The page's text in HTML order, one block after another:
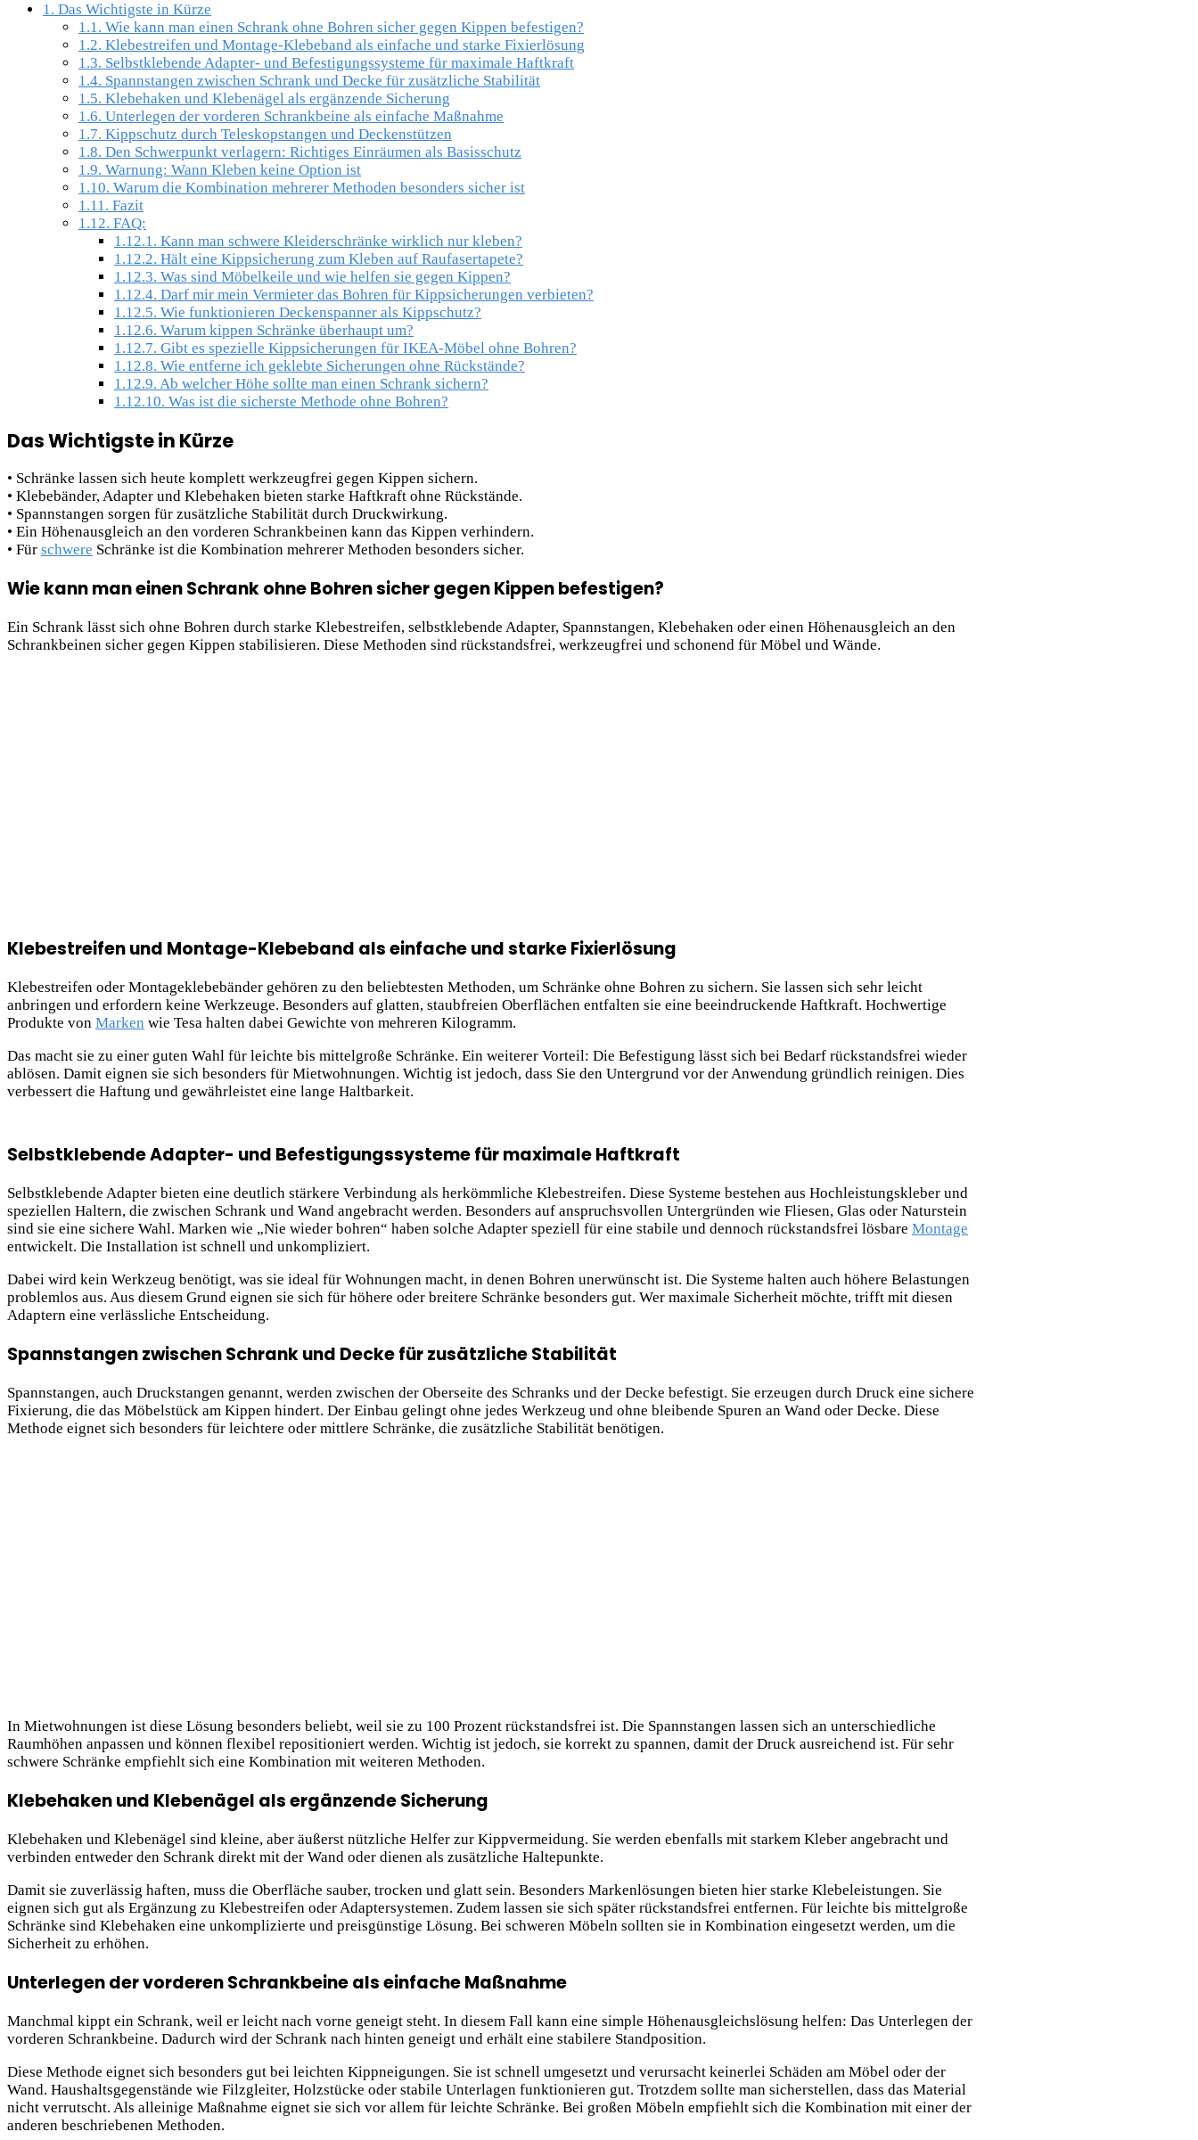
1. Das Wichtigste in Kürze
1.1. Wie kann man einen Schrank ohne Bohren sicher gegen Kippen befestigen?
1.2. Klebestreifen und Montage-Klebeband als einfache und starke Fixierlösung
1.3. Selbstklebende Adapter- und Befestigungssysteme für maximale Haftkraft
1.4. Spannstangen zwischen Schrank und Decke für zusätzliche Stabilität
1.5. Klebehaken und Klebenägel als ergänzende Sicherung
1.6. Unterlegen der vorderen Schrankbeine als einfache Maßnahme
1.7. Kippschutz durch Teleskopstangen und Deckenstützen
1.8. Den Schwerpunkt verlagern: Richtiges Einräumen als Basisschutz
1.9. Warnung: Wann Kleben keine Option ist
1.10. Warum die Kombination mehrerer Methoden besonders sicher ist
1.11. Fazit
1.12. FAQ:
1.12.1. Kann man schwere Kleiderschränke wirklich nur kleben?
1.12.2. Hält eine Kippsicherung zum Kleben auf Raufasertapete?
1.12.3. Was sind Möbelkeile und wie helfen sie gegen Kippen?
1.12.4. Darf mir mein Vermieter das Bohren für Kippsicherungen verbieten?
1.12.5. Wie funktionieren Deckenspanner als Kippschutz?
1.12.6. Warum kippen Schränke überhaupt um?
1.12.7. Gibt es spezielle Kippsicherungen für IKEA-Möbel ohne Bohren?
1.12.8. Wie entferne ich geklebte Sicherungen ohne Rückstände?
1.12.9. Ab welcher Höhe sollte man einen Schrank sichern?
1.12.10. Was ist die sicherste Methode ohne Bohren?
Das Wichtigste in Kürze
• Schränke lassen sich heute komplett werkzeugfrei gegen Kippen sichern.
• Klebebänder, Adapter und Klebehaken bieten starke Haftkraft ohne Rückstände.
• Spannstangen sorgen für zusätzliche Stabilität durch Druckwirkung.
• Ein Höhenausgleich an den vorderen Schrankbeinen kann das Kippen verhindern.
• Für schwere Schränke ist die Kombination mehrerer Methoden besonders sicher.
Wie kann man einen Schrank ohne Bohren sicher gegen Kippen befestigen?
Ein Schrank lässt sich ohne Bohren durch starke Klebestreifen, selbstklebende Adapter, Spannstangen, Klebehaken oder einen Höhenausgleich an den
Schrankbeinen sicher gegen Kippen stabilisieren. Diese Methoden sind rückstandsfrei, werkzeugfrei und schonend für Möbel und Wände.
Klebestreifen und Montage-Klebeband als einfache und starke Fixierlösung
Klebestreifen oder Montageklebebänder gehören zu den beliebtesten Methoden, um Schränke ohne Bohren zu sichern. Sie lassen sich sehr leicht
anbringen und erfordern keine Werkzeuge. Besonders auf glatten, staubfreien Oberflächen entfalten sie eine beeindruckende Haftkraft. Hochwertige
Produkte von Marken wie Tesa halten dabei Gewichte von mehreren Kilogramm.
Das macht sie zu einer guten Wahl für leichte bis mittelgroße Schränke. Ein weiterer Vorteil: Die Befestigung lässt sich bei Bedarf rückstandsfrei wieder
ablösen. Damit eignen sie sich besonders für Mietwohnungen. Wichtig ist jedoch, dass Sie den Untergrund vor der Anwendung gründlich reinigen. Dies
verbessert die Haftung und gewährleistet eine lange Haltbarkeit.
Selbstklebende Adapter- und Befestigungssysteme für maximale Haftkraft
Selbstklebende Adapter bieten eine deutlich stärkere Verbindung als herkömmliche Klebestreifen. Diese Systeme bestehen aus Hochleistungskleber und
speziellen Haltern, die zwischen Schrank und Wand angebracht werden. Besonders auf anspruchsvollen Untergründen wie Fliesen, Glas oder Naturstein
sind sie eine sichere Wahl. Marken wie „Nie wieder bohren“ haben solche Adapter speziell für eine stabile und dennoch rückstandsfrei lösbare Montage
entwickelt. Die Installation ist schnell und unkompliziert.
Dabei wird kein Werkzeug benötigt, was sie ideal für Wohnungen macht, in denen Bohren unerwünscht ist. Die Systeme halten auch höhere Belastungen
problemlos aus. Aus diesem Grund eignen sie sich für höhere oder breitere Schränke besonders gut. Wer maximale Sicherheit möchte, trifft mit diesen
Adaptern eine verlässliche Entscheidung.
Spannstangen zwischen Schrank und Decke für zusätzliche Stabilität
Spannstangen, auch Druckstangen genannt, werden zwischen der Oberseite des Schranks und der Decke befestigt. Sie erzeugen durch Druck eine sichere
Fixierung, die das Möbelstück am Kippen hindert. Der Einbau gelingt ohne jedes Werkzeug und ohne bleibende Spuren an Wand oder Decke. Diese
Methode eignet sich besonders für leichtere oder mittlere Schränke, die zusätzliche Stabilität benötigen.
In Mietwohnungen ist diese Lösung besonders beliebt, weil sie zu 100 Prozent rückstandsfrei ist. Die Spannstangen lassen sich an unterschiedliche
Raumhöhen anpassen und können flexibel repositioniert werden. Wichtig ist jedoch, sie korrekt zu spannen, damit der Druck ausreichend ist. Für sehr
schwere Schränke empfiehlt sich eine Kombination mit weiteren Methoden.
Klebehaken und Klebenägel als ergänzende Sicherung
Klebehaken und Klebenägel sind kleine, aber äußerst nützliche Helfer zur Kippvermeidung. Sie werden ebenfalls mit starkem Kleber angebracht und
verbinden entweder den Schrank direkt mit der Wand oder dienen als zusätzliche Haltepunkte.
Damit sie zuverlässig haften, muss die Oberfläche sauber, trocken und glatt sein. Besonders Markenlösungen bieten hier starke Klebeleistungen. Sie
eignen sich gut als Ergänzung zu Klebestreifen oder Adaptersystemen. Zudem lassen sie sich später rückstandsfrei entfernen. Für leichte bis mittelgroße
Schränke sind Klebehaken eine unkomplizierte und preisgünstige Lösung. Bei schweren Möbeln sollten sie in Kombination eingesetzt werden, um die
Sicherheit zu erhöhen.
Unterlegen der vorderen Schrankbeine als einfache Maßnahme
Manchmal kippt ein Schrank, weil er leicht nach vorne geneigt steht. In diesem Fall kann eine simple Höhenausgleichslösung helfen: Das Unterlegen der
vorderen Schrankbeine. Dadurch wird der Schrank nach hinten geneigt und erhält eine stabilere Standposition.
Diese Methode eignet sich besonders gut bei leichten Kippneigungen. Sie ist schnell umgesetzt und verursacht keinerlei Schäden am Möbel oder der
Wand. Haushaltsgegenstände wie Filzgleiter, Holzstücke oder stabile Unterlagen funktionieren gut. Trotzdem sollte man sicherstellen, dass das Material
nicht verrutscht. Als alleinige Maßnahme eignet sie sich vor allem für leichte Schränke. Bei großen Möbeln empfiehlt sich die Kombination mit einer der
anderen beschriebenen Methoden.